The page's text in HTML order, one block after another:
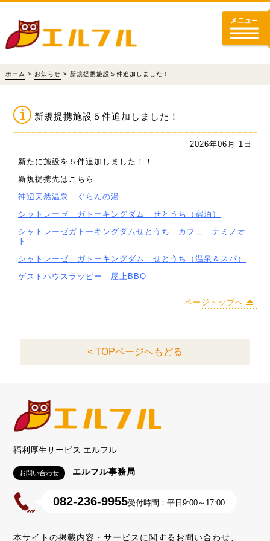
ホーム > お知らせ > 新規提携施設５件追加しました！
新規提携施設５件追加しました！
2026年06月 1日
新たに施設を５件追加しました！！
新規提携先はこちら
神辺天然温泉 ぐらんの湯
シャトレーゼ ガトーキングダム せとうち（宿泊）
シャトレーゼガトーキングダムせとうち カフェ ナミノオ
ト
シャトレーゼ ガトーキングダム せとうち（温泉＆スパ）
ゲストハウスラッピー 屋上BBQ
ページトップへ
< TOPページへもどる
福利厚生サービス エルフル
お問い合わせ エルフル事務局
082-236-9955受付時間：平日9:00～17:00
本サイトの掲載内容・サービスに関するお問い合わせ、